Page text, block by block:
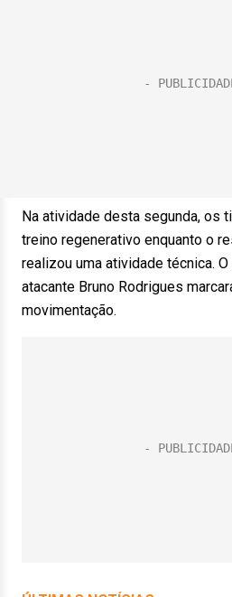
Na atividade desta segunda, os
treino regenerativo enquanto o
realizou uma atividade técnica.
atacante Bruno Rodrigues
movimentação.